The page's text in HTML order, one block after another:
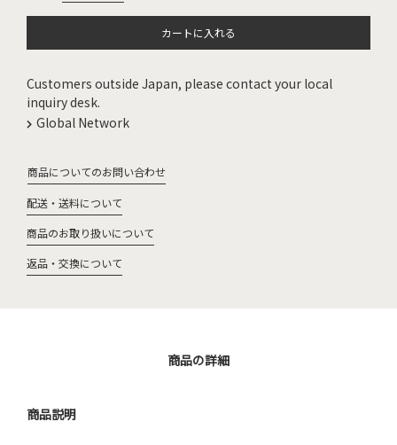
カートに入れる
Customers outside Japan, please contact your local
inquiry desk.
Global Network
商品についてのお問い合わせ
配送・送料について
商品のお取り扱いについて
返品・交換について
商品の詳細
商品説明